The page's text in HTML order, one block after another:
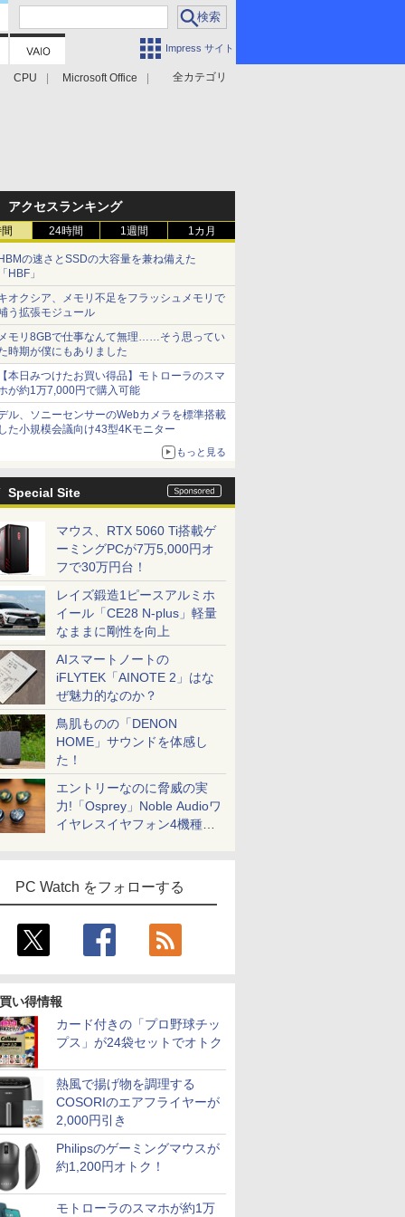
Impress サイト
全カテゴリ
CPU Microsoft Office
アクセスランキング
24時間 1週間 1カ月
の速さとSSDの大容量を兼ね備えた
HBF」
オクシア、メモリ不足をフラッシュメモリで
う拡張モジュール
モリ8GBで仕事なんて無理……そう思ってい
時期が僕にもありました
本日みつけたお買い得品】モトローラのスマ
が約1万7,000円で購入可能
ル、ソニーセンサーのWebカメラを標準搭載
た小規模会議向け43型4Kモニター
もっと見る
Special Site
マウス、RTX 5060 Ti搭載ゲ
ーミングPCが7万5,000円オ
フで30万円台！
レイズ鍛造1ピースアルミホ
イール「CE28 N-plus」軽量
なままに剛性を向上
AIスマートノートの
iFLYTEK「AINOTE 2」はな
ぜ魅力的なのか？
鳥肌ものの「DENON
HOME」サウンドを体感し
た！
エントリーなのに脅威の実
力!「Osprey」Noble Audioワ
イヤレスイヤフォン4機種を
PC Watch をフォローする
い得情報
カード付きの「プロ野球チッ
プス」が24袋セットでオトク
熱風で揚げ物を調理する
COSORIのエアフライヤーが
2,000円引き
Philipsのゲーミングマウスが
約1,200円オトク！
モトローラのスマホが約1万